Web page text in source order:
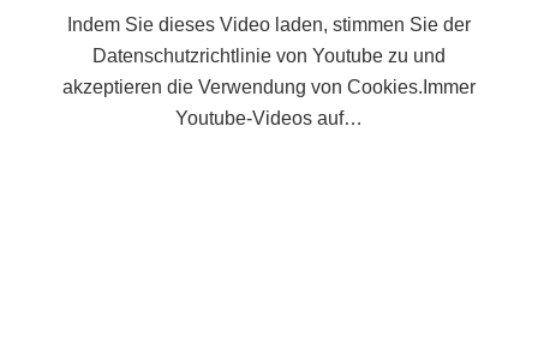
Indem Sie dieses Video laden, stimmen Sie der
Datenschutzrichtlinie von Youtube zu und
akzeptieren die Verwendung von Cookies.Immer
Youtube-Videos auf…